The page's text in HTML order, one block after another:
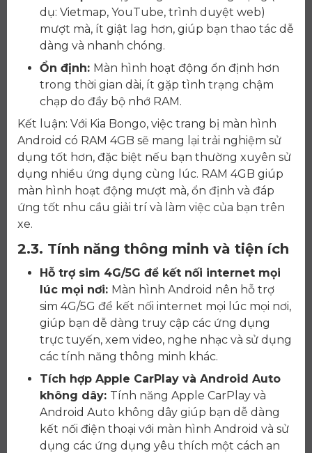
dụ: Vietmap, YouTube, trình duyệt web)
mượt mà, ít giật lag hơn, giúp bạn thao tác dễ
dàng và nhanh chóng.
Ổn định: Màn hình hoạt động ổn định hơn
trong thời gian dài, ít gặp tình trạng chậm
chạp do đầy bộ nhớ RAM.
Kết luận: Với Kia Bongo, việc trang bị màn hình
Android có RAM 4GB sẽ mang lại trải nghiệm sử
dụng tốt hơn, đặc biệt nếu bạn thường xuyên sử
dụng nhiều ứng dụng cùng lúc. RAM 4GB giúp
màn hình hoạt động mượt mà, ổn định và đáp
ứng tốt nhu cầu giải trí và làm việc của bạn trên
xe.
2.3. Tính năng thông minh và tiện ích
Hỗ trợ sim 4G/5G để kết nối internet mọi
lúc mọi nơi: Màn hình Android nên hỗ trợ
sim 4G/5G để kết nối internet mọi lúc mọi nơi,
giúp bạn dễ dàng truy cập các ứng dụng
trực tuyến, xem video, nghe nhạc và sử dụng
các tính năng thông minh khác.
Tích hợp Apple CarPlay và Android Auto
không dây: Tính năng Apple CarPlay và
Android Auto không dây giúp bạn dễ dàng
kết nối điện thoại với màn hình Android và sử
dụng các ứng dụng yêu thích một cách an